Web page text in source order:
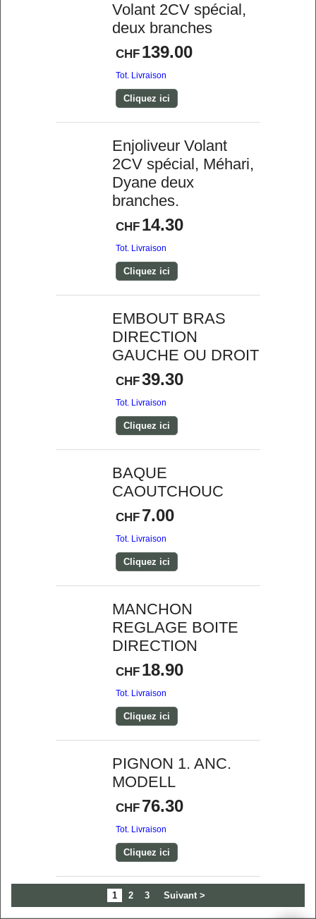
Volant 2CV spécial,
deux branches
CHF 139.00
Tot. Livraison
Cliquez ici
Enjoliveur Volant
2CV spécial, Méhari,
Dyane deux
branches.
CHF 14.30
Tot. Livraison
Cliquez ici
EMBOUT BRAS
DIRECTION
GAUCHE OU DROIT
CHF39.30
Tot. Livraison
Cliquez ici
BAQUE
CAOUTCHOUC
CHF 7.00
Tot. Livraison
Cliquez ici
MANCHON
REGLAGE BOITE
DIRECTION
CHF 18.90
Tot. Livraison
Cliquez ici
PIGNON 1. ANC.
MODELL
CHF 76.30
Tot. Livraison
Cliquez ici
1 2 3 Suivant >